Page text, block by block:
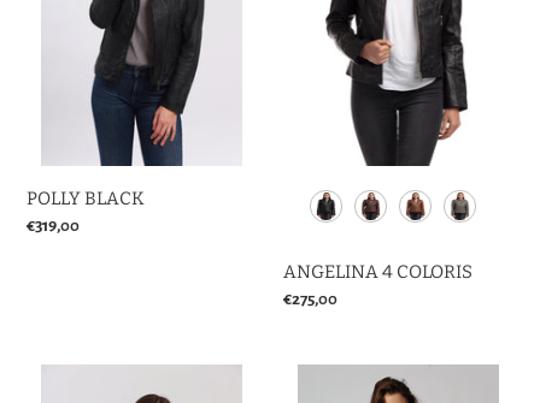
POLLY BLACK
Prix
€319,00
ANGELINA 4 COLORIS
Prix
€275,00